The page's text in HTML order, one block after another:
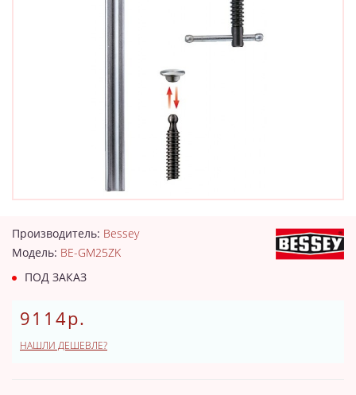
Производитель: Bessey
Модель: BE-GM25ZK
ПОД ЗАКАЗ
9114р.
НАШЛИ ДЕШЕВЛЕ?